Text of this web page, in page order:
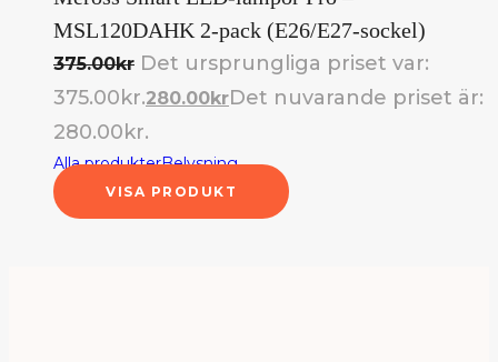
MSL120DAHK 2-pack (E26/E27-sockel)
375.00kr Det ursprungliga priset var:
375.00kr.280.00krDet nuvarande priset är:
280.00kr.
Alla produkterBelysning
VISA PRODUKT